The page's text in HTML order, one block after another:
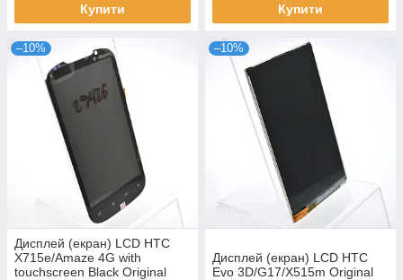
Купити Купити
–10%
Дисплей (екран) LCD HTC
X715e/Amaze 4G with
touchscreen Black Original
–10%
Дисплей (екран) LCD HTC
Evo 3D/G17/X515m Original